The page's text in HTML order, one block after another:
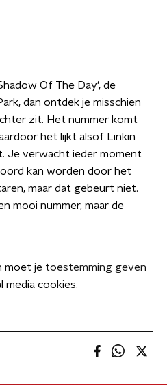
Of The Day', de
dan ontdek je misschien
zit. Het nummer komt
het lijkt alsof Linkin
Je verwacht ieder moment
kan worden door het
maar dat gebeurt niet.
mooi nummer, maar de
moet je toestemming geven
media cookies.